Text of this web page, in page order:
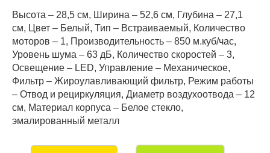
Высота – 28,5 см, Ширина – 52,6 см, Глубина – 27,1
см, Цвет – Белый, Тип – Встраиваемый, Количество
моторов – 1, Производительность – 850 м.куб/час,
Уровень шума – 63 дБ, Количество скоростей – 3,
Освещение – LED, Управление – Механическое,
Фильтр – Жироулавливающий фильтр, Режим работы
– Отвод и рециркуляция, Диаметр воздухоотвода – 12
см, Материал корпуса – Белое стекло,
эмалированный металл